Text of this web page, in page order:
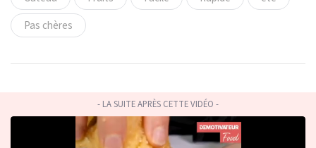
Pas chères
- LA SUITE APRÈS CETTE VIDÉO -